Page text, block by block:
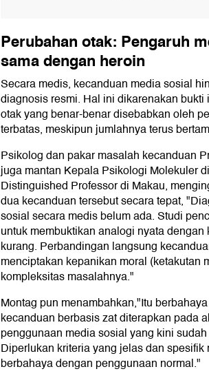
Perubahan otak: Pengaruh
sama dengan heroin
Secara medis, kecanduan media sosial
diagnosis resmi. Hal ini dikarenakan
otak yang benar-benar disebabkan oleh
terbatas, meskipun jumlahnya terus
Psikolog dan pakar masalah kecanduan
juga mantan Kepala Psikologi Molekuler
Distinguished Professor di Makau,
dua kecanduan tersebut secara tepat,
sosial secara medis belum ada. Studi
untuk membuktikan analogi nyata
kurang. Perbandingan langsung
menciptakan kepanikan moral (ketakutan
kompleksitas masalahnya."
Montag pun menambahkan,"Itu
kecanduan berbasis zat diterapkan pada
penggunaan media sosial yang kini
Diperlukan kriteria yang jelas dan
berbahaya dengan penggunaan normal."